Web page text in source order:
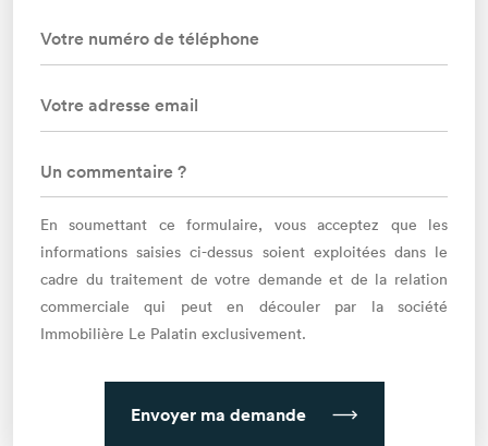
En soumettant ce formulaire, vous acceptez que les
informations saisies ci-dessus soient exploitées dans le
cadre du traitement de votre demande et de la relation
commerciale qui peut en découler par la société
Immobilière Le Palatin exclusivement.
Envoyer ma demande